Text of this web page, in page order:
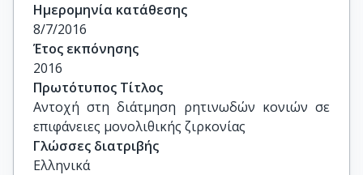
Ημερομηνία κατάθεσης
8/7/2016
Έτος εκπόνησης
2016
Πρωτότυπος Τίτλος
Aντοχή στη διάτμηση ρητινωδών κονιών σε
επιφάνειες μονολιθικής ζιρκονίας
Γλώσσες διατριβής
Ελληνικά